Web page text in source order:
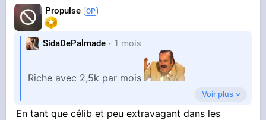
Propulse
SidaDePalmade 1 mois
Riche avec 2,5k par mois
L’état de délabrement de ce pays bordel
Voir plus
En tant que célib et peu extravagant dans les